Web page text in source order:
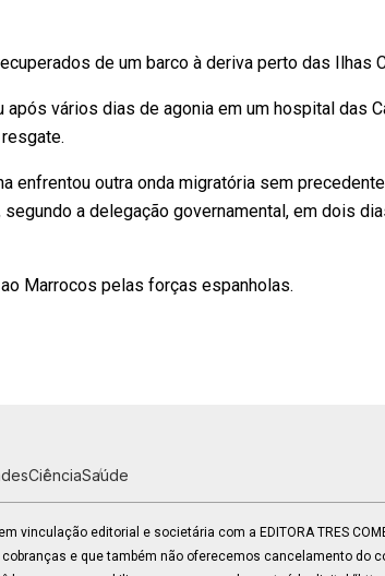
de um barco à deriva perto das Ilhas
vários dias de agonia em um hospital das
enfrentou outra onda migratória sem
a delegação governamental, em dois
Marrocos pelas forças espanholas.
CiênciaSaúde
vinculação editorial e societária com a EDITORA TRES
e que também não oferecemos cancelamento do